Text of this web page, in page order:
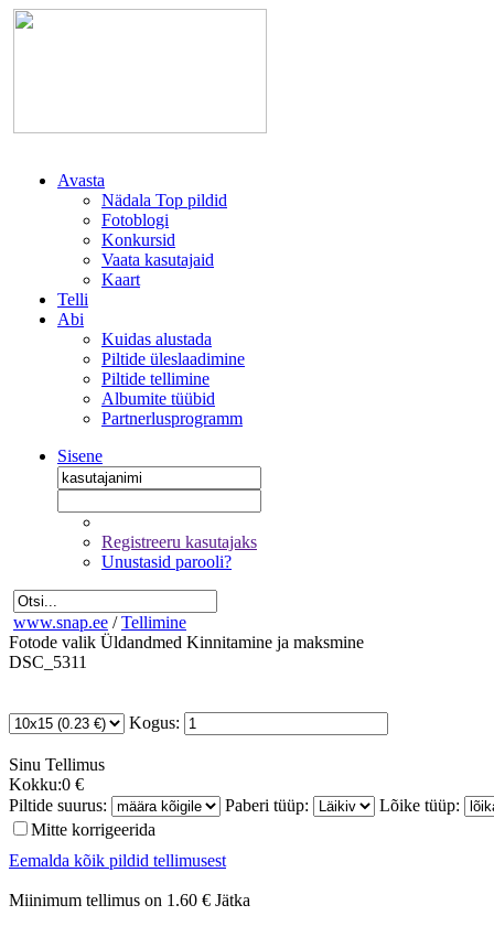
Avasta
Nädala Top pildid
Fotoblogi
Konkursid
Vaata kasutajaid
Kaart
Telli
Abi
Kuidas alustada
Piltide üleslaadimine
Piltide tellimine
Albumite tüübid
Partnerlusprogramm
Sisene
Registreeru kasutajaks
Unustasid parooli?
www.snap.ee / Tellimine
Fotode valik Üldandmed Kinnitamine ja maksmine
DSC_5311
Kogus:
Sinu Tellimus
Kokku:0 €
Piltide suurus:
Paberi tüüp:
Lõike tüüp:
Mitte korrigeerida
Eemalda kõik pildid tellimusest
Miinimum tellimus on 1.60 € Jätka